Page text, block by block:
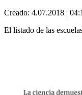
Creado: 4.07.2018 |
El listado de las